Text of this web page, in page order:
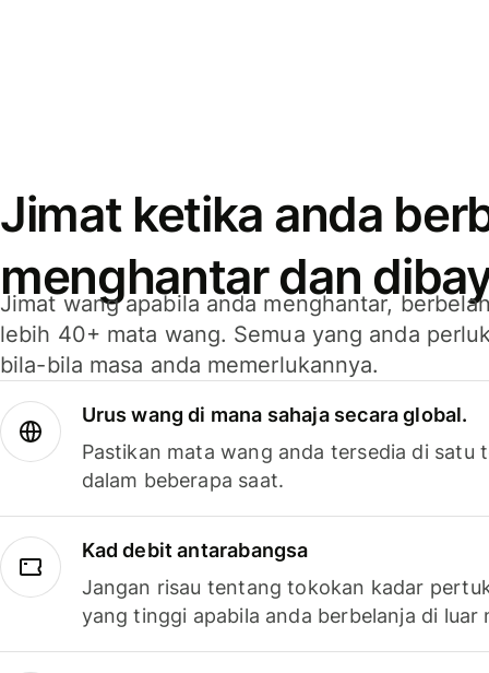
Jimat ketika anda
menghantar dan
Jimat wang apabila anda menghantar,
lebih 40+ mata wang. Semua yang anda
bila-bila masa anda memerlukannya.
Urus wang di mana sahaja secara global.
Pastikan mata wang anda tersedia di satu
dalam beberapa saat.
Kad debit antarabangsa
Jangan risau tentang tokokan kadar
yang tinggi apabila anda berbelanja di luar